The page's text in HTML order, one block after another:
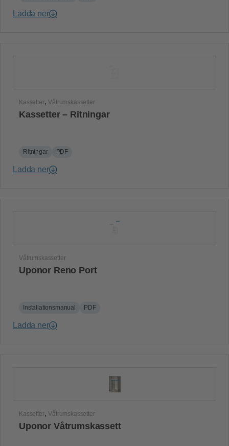
Ladda ner
Kassetter, Våtrumskassetter
Kassetter – Ritningar
Ritningar PDF
Ladda ner
Våtrumskassetter
Uponor Reno Port
Installationsmanual PDF
Ladda ner
Kassetter, Våtrumskassetter
Uponor Våtrumskassett